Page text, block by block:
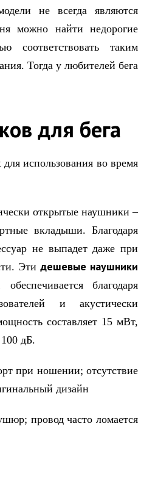
не всегда являются
можно найти недорогие
соответствовать таким
Тогда у любителей бега
для бега
использования во время
открытые наушники –
вкладыши. Благодаря
не выпадет даже при
Этидешевые наушники
благодаря
и акустически
составляет 15 мВт,
дБ.
при ношении; отсутствие
дизайн
провод часто ломается